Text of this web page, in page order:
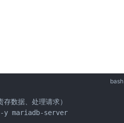
bash
数据、处理请求）
mariadb-server